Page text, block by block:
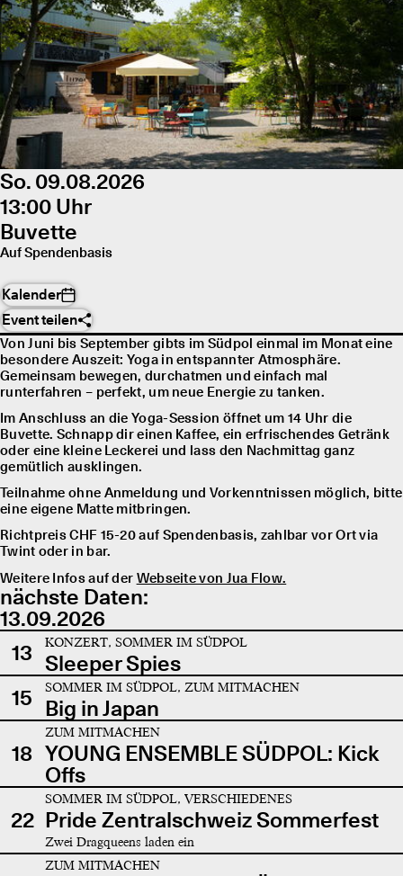
So. 09.08.2026
13:00 Uhr
Buvette
Auf Spendenbasis
Kalender
Event teilen
Von Juni bis September gibts im Südpol einmal im Monat eine
besondere Auszeit: Yoga in entspannter Atmosphäre.
Gemeinsam bewegen, durchatmen und einfach mal
runterfahren – perfekt, um neue Energie zu tanken.
Im Anschluss an die Yoga-Session öffnet um 14 Uhr die
Buvette. Schnapp dir einen Kaffee, ein erfrischendes Getränk
oder eine kleine Leckerei und lass den Nachmittag ganz
gemütlich ausklingen.
Teilnahme ohne Anmeldung und Vorkenntnissen möglich, bitte
eine eigene Matte mitbringen.
Richtpreis CHF 15-20 auf Spendenbasis, zahlbar vor Ort via
Twint oder in bar.
Weitere Infos auf der Webseite von Jua Flow.
nächste Daten:
13.09.2026
13
KONZERT, SOMMER IM SÜDPOL
Sleeper Spies
15
SOMMER IM SÜDPOL, ZUM MITMACHEN
Big in Japan
18
ZUM MITMACHEN
YOUNG ENSEMBLE SÜDPOL: Kick
Offs
22
SOMMER IM SÜDPOL, VERSCHIEDENES
Pride Zentralschweiz Sommerfest
Zwei Dragqueens laden ein
ZUM MITMACHEN